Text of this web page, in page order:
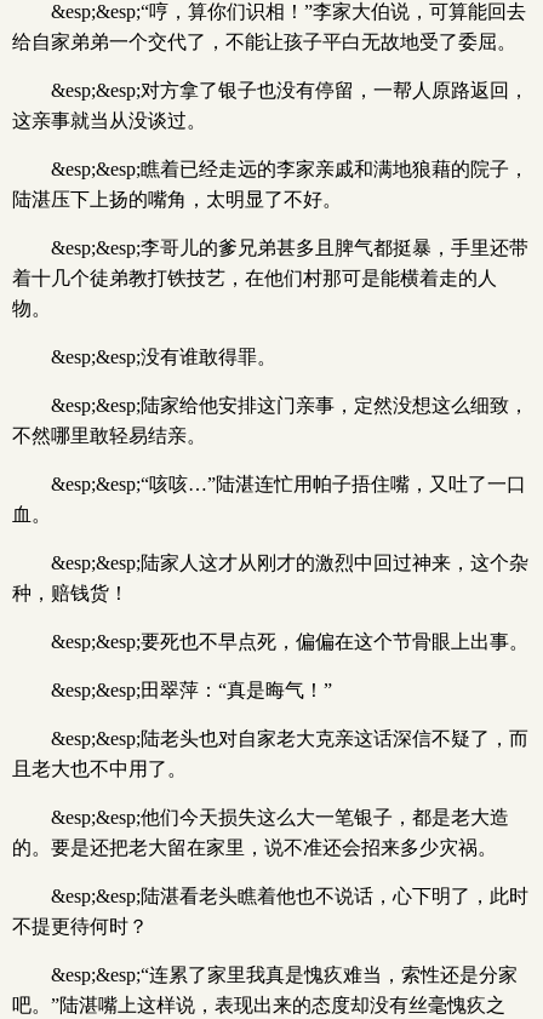
&esp;&esp;“哼，算你们识相！”李家大伯说，可算能回去
给自家弟弟一个交代了，不能让孩子平白无故地受了委屈。
&esp;&esp;对方拿了银子也没有停留，一帮人原路返回，
这亲事就当从没谈过。
&esp;&esp;瞧着已经走远的李家亲戚和满地狼藉的院子，
陆湛压下上扬的嘴角，太明显了不好。
&esp;&esp;李哥儿的爹兄弟甚多且脾气都挺暴，手里还带
着十几个徒弟教打铁技艺，在他们村那可是能横着走的人
物。
&esp;&esp;没有谁敢得罪。
&esp;&esp;陆家给他安排这门亲事，定然没想这么细致，
不然哪里敢轻易结亲。
&esp;&esp;“咳咳…”陆湛连忙用帕子捂住嘴，又吐了一口
血。
&esp;&esp;陆家人这才从刚才的激烈中回过神来，这个杂
种，赔钱货！
&esp;&esp;要死也不早点死，偏偏在这个节骨眼上出事。
&esp;&esp;田翠萍：“真是晦气！”
&esp;&esp;陆老头也对自家老大克亲这话深信不疑了，而
且老大也不中用了。
&esp;&esp;他们今天损失这么大一笔银子，都是老大造
的。要是还把老大留在家里，说不准还会招来多少灾祸。
&esp;&esp;陆湛看老头瞧着他也不说话，心下明了，此时
不提更待何时？
&esp;&esp;“连累了家里我真是愧疚难当，索性还是分家
吧。”陆湛嘴上这样说，表现出来的态度却没有丝毫愧疚之